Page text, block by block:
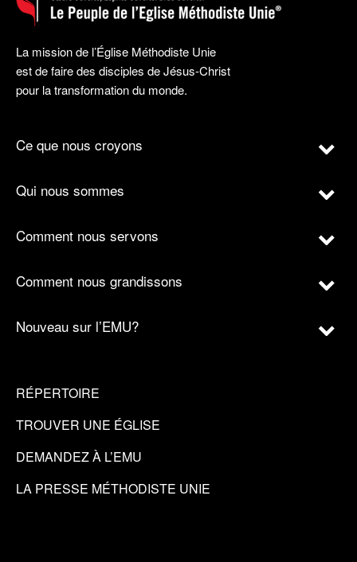
La mission de l’Église Méthodiste Unie
est de faire des disciples de Jésus-Christ
pour la transformation du monde.
Ce que nous croyons
Qui nous sommes
Comment nous servons
Comment nous grandissons
Nouveau sur l’EMU?
RÉPERTOIRE
TROUVER UNE ÉGLISE
DEMANDEZ À L’EMU
LA PRESSE MÉTHODISTE UNIE